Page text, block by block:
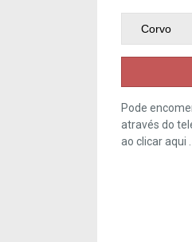
Pode
através do
ao clicaraqui